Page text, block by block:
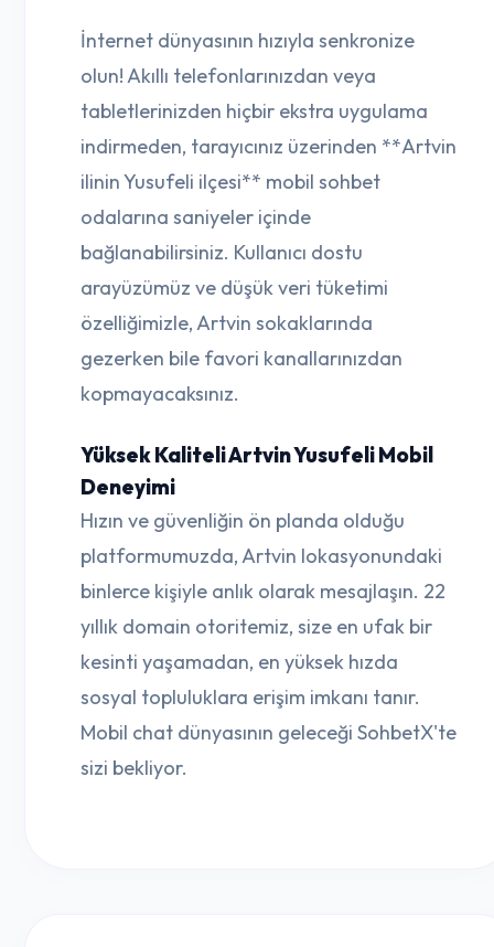
İnternet dünyasının hızıyla senkronize
olun! Akıllı telefonlarınızdan veya
tabletlerinizden hiçbir ekstra uygulama
indirmeden, tarayıcınız üzerinden **Artvin
ilinin Yusufeli ilçesi** mobil sohbet
odalarına saniyeler içinde
bağlanabilirsiniz. Kullanıcı dostu
arayüzümüz ve düşük veri tüketimi
özelliğimizle, Artvin sokaklarında
gezerken bile favori kanallarınızdan
kopmayacaksınız.
Yüksek Kaliteli Artvin Yusufeli Mobil
Deneyimi
Hızın ve güvenliğin ön planda olduğu
platformumuzda, Artvin lokasyonundaki
binlerce kişiyle anlık olarak mesajlaşın. 22
yıllık domain otoritemiz, size en ufak bir
kesinti yaşamadan, en yüksek hızda
sosyal topluluklara erişim imkanı tanır.
Mobil chat dünyasının geleceği SohbetX'te
sizi bekliyor.